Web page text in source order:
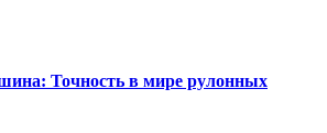
Точность в мире рулонных